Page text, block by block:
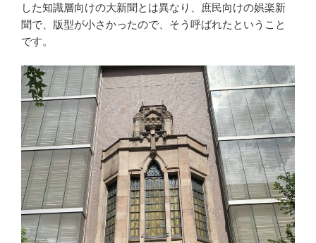
した知識層向けの大新聞とは異なり、庶民向けの娯楽新
聞で、版型が小さかったので、そう呼ばれたということ
です。